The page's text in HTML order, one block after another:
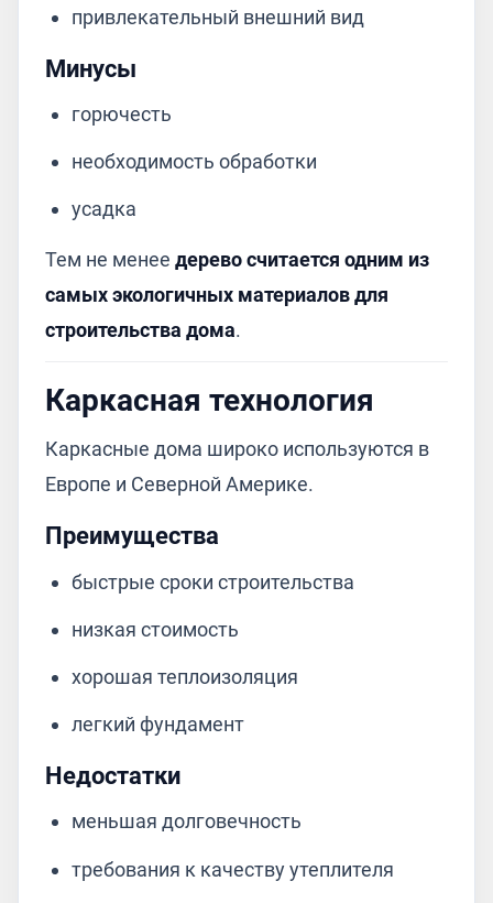
привлекательный внешний вид
Минусы
горючесть
необходимость обработки
усадка
Тем не менее дерево считается одним из
самых экологичных материалов для
строительства дома.
Каркасная технология
Каркасные дома широко используются в
Европе и Северной Америке.
Преимущества
быстрые сроки строительства
низкая стоимость
хорошая теплоизоляция
легкий фундамент
Недостатки
меньшая долговечность
требования к качеству утеплителя